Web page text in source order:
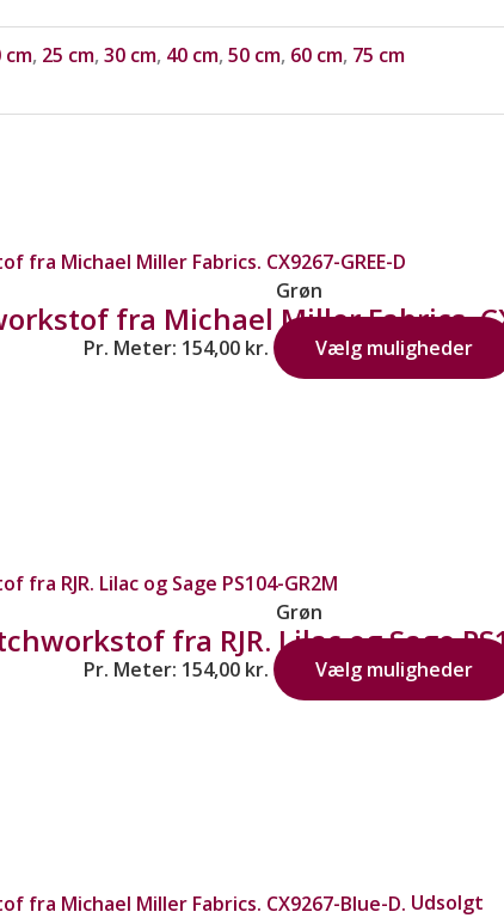
cm, 25 cm, 30 cm, 40 cm, 50 cm, 60 cm, 75 cm
Grøn
fra Michael Miller Fabrics.
Pr. Meter: 154,00 kr. Vælg muligheder
Grøn
fra RJR. Lilac og Sage
Pr. Meter: 154,00 kr. Vælg muligheder
Udsolgt